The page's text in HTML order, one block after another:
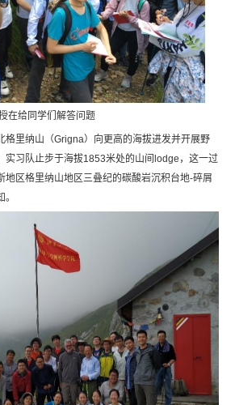
在给同学们解答问题
格里纳山（Grigna）向更高的海拔进发并开展野
实习队止步于海拔1853米处的山间lodge，这一过
地区格里纳山地区三叠纪的碳酸岩沉积台地-碎屑